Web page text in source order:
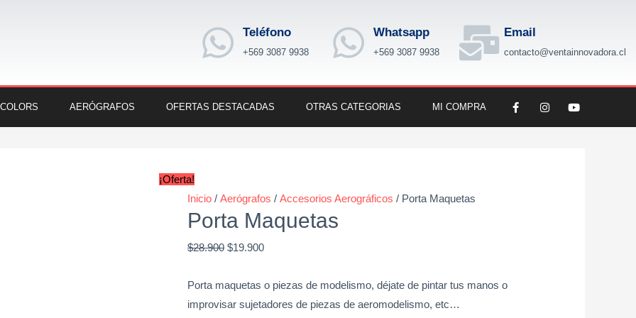
Teléfono
+569 3087 9938
Whatsapp
+569 3087 9938
Email
contacto@ventainnovadora.cl
AERÓGRAFOS OFERTAS DESTACADAS OTRAS CATEGORIAS MI COMPRA
F
a
I
n
Y
o
¡Oferta!
Inicio / Aerógrafos / Accesorios Aerográficos / Porta Maquetas
Porta Maquetas
$28.900
was:
$28.900.
$19.900
is:
$19.900.
Porta maquetas o piezas de modelismo, déjate de pintar tus manos o
improvisar sujetadores de piezas de aeromodelismo, etc…
Maquetas
cantidad